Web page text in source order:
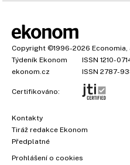
Copyright ©1996-2026 Economia,
Týdeník Ekonom
ISSN 1210-
ekonom.cz
ISSN 2787-
Certifikováno:
Kontakty
Tiráž redakce Ekonom
Předplatné
Prohlášení o cookies